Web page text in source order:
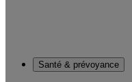
Santé & prévoyance